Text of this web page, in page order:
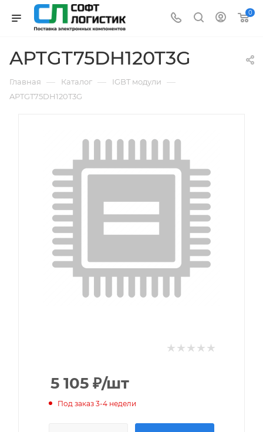
0
APTGT75DH120T3G
Главная — Каталог — IGBT модули —
APTGT75DH120T3G
5 105₽/шт
Под заказ 3-4 недели